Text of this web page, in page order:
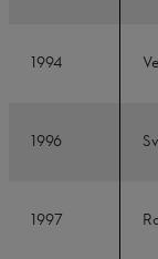
1994
1996
1997